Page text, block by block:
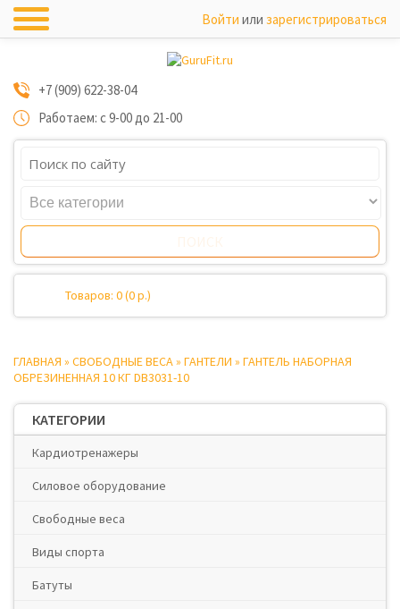
Войти или зарегистрироваться
+7 (909) 622-38-04
Работаем: с 9-00 до 21-00
Товаров: 0 (0 р.)
ГЛАВНАЯ » СВОБОДНЫЕ ВЕСА» ГАНТЕЛИ » ГАНТЕЛЬ НАБОРНАЯ
ОБРЕЗИНЕННАЯ 10 КГ DB3031-10
КАТЕГОРИИ
Кардиотренажеры
Силовое оборудование
Свободные веса
Виды спорта
Батуты